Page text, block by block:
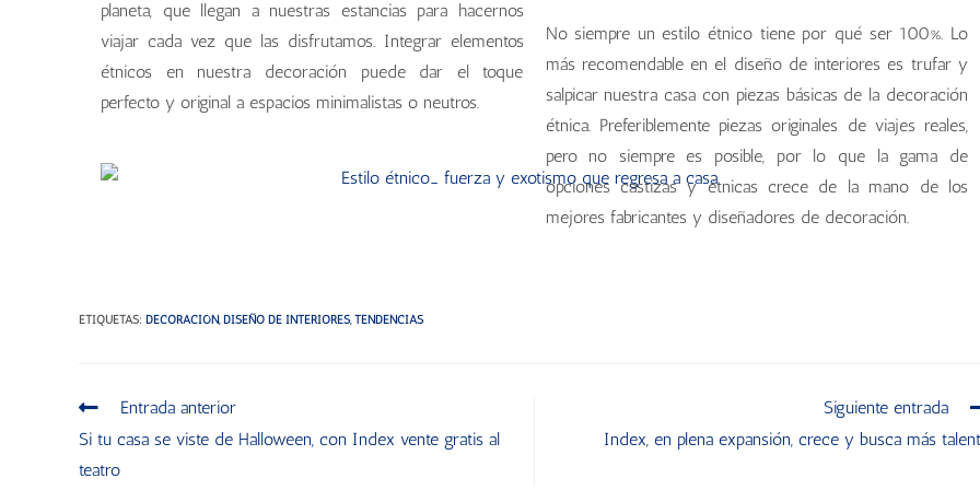
planeta, que llegan a nuestras estancias para hacernos
viajar cada vez que las disfrutamos. Integrar elementos
étnicos en nuestra decoración puede dar el toque
perfecto y original a espacios minimalistas o neutros.
No siempre un estilo étnico tiene por qué ser 100%. Lo
más recomendable en el diseño de interiores es trufar y
salpicar nuestra casa con piezas básicas de la decoración
étnica. Preferiblemente piezas originales de viajes reales,
pero no siempre es posible, por lo que la gama de
opciones castizas y étnicas crece de la mano de los
mejores fabricantes y diseñadores de decoración.
ETIQUETAS: DECORACIÓN, DISEÑO DE INTERIORES, TENDENCIAS
Entrada anterior
Si tu casa se viste de Halloween, con Index vente gratis al
teatro
Siguiente entrada
Index, en plena expansión, crece y busca más